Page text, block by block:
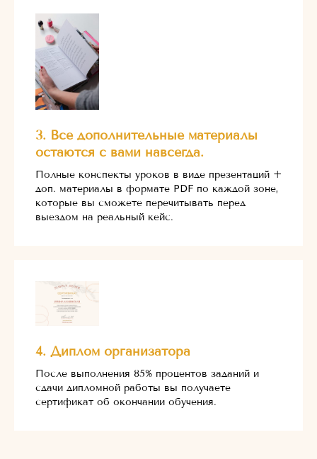
3. Все дополнительные материалы
остаются с вами навсегда.
Полные конспекты уроков в виде презентаций +
доп. материалы в формате PDF по каждой зоне,
которые вы сможете перечитывать перед
выездом на реальный кейс.
4. Диплом организатора
После выполнения 85% процентов заданий и
сдачи дипломной работы вы получаете
сертификат об окончании обучения.